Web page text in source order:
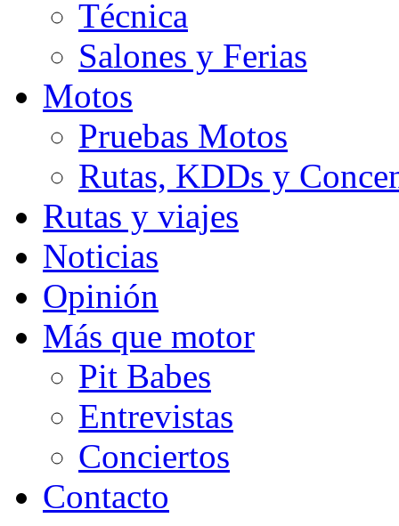
Técnica
Salones y Ferias
Motos
Pruebas Motos
Rutas, KDDs y
Rutas y viajes
Noticias
Opinión
Más que motor
Pit Babes
Entrevistas
Conciertos
Contacto